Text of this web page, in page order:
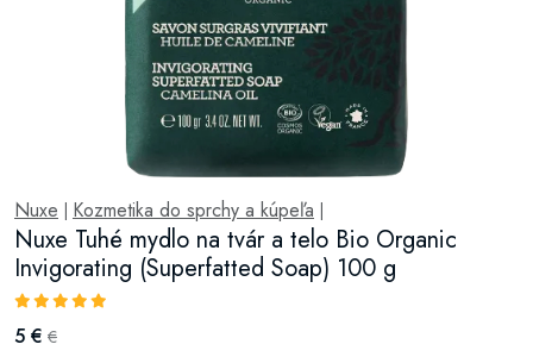
Nuxe Kozmetika do sprchy a kúpeľa
Nuxe Tuhé mydlo na tvár a telo Bio Organic
Invigorating (Superfatted Soap) 100 g
5 € €